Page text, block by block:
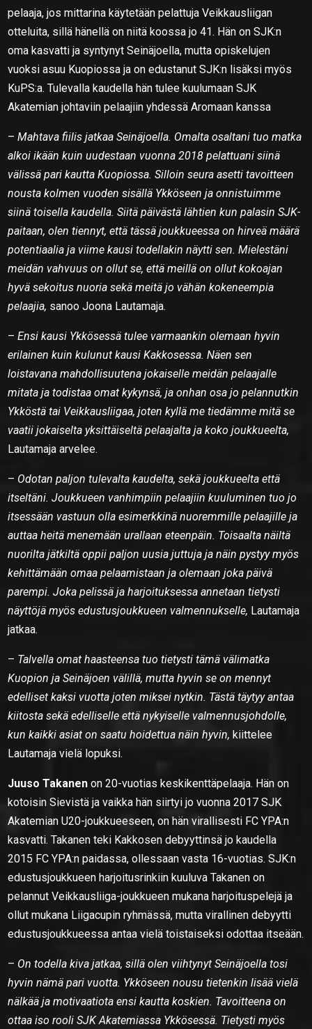
pelaaja, jos mittarina käytetään pelattuja Veikkausliigan
otteluita, sillä hänellä on niitä koossa jo 41. Hän on SJK:n
oma kasvatti ja syntynyt Seinäjoella, mutta opiskelujen
vuoksi asuu Kuopiossa ja on edustanut SJK:n lisäksi myös
KuPS:a. Tulevalla kaudella hän tulee kuulumaan SJK
Akatemian johtaviin pelaajiin yhdessä Aromaan kanssa
–Mahtava fiilis jatkaa Seinäjoella. Omalta osaltani tuo matka
alkoi ikään kuin uudestaan vuonna 2018 pelattuani siinä
välissä pari kautta Kuopiossa. Silloin seura asetti tavoitteen
nousta kolmen vuoden sisällä Ykköseen ja onnistuimme
siinä toisella kaudella. Siitä päivästä lähtien kun palasin SJK-
paitaan, olen tiennyt, että tässä joukkueessa on hirveä määrä
potentiaalia ja viime kausi todellakin näytti sen. Mielestäni
meidän vahvuus on ollut se, että meillä on ollut kokoajan
hyvä sekoitus nuoria sekä meitä jo vähän kokeneempia
pelaajia, sanoo Joona Lautamaja.
–Ensi kausi Ykkösessä tulee varmaankin olemaan hyvin
erilainen kuin kulunut kausi Kakkosessa. Näen sen
loistavana mahdollisuutena jokaiselle meidän pelaajalle
mitata ja todistaa omat kykynsä, ja onhan osa jo pelannutkin
Ykköstä tai Veikkausliigaa, joten kyllä me tiedämme mitä se
vaatii jokaiselta yksittäiseltä pelaajalta ja koko joukkueelta,
Lautamaja arvelee.
– Odotan paljon tulevalta kaudelta, sekä joukkueelta että
itseltäni. Joukkueen vanhimpiin pelaajiin kuuluminen tuo jo
itsessään vastuun olla esimerkkinä nuoremmille pelaajille ja
auttaa heitä menemään urallaan eteenpäin. Toisaalta näiltä
nuorilta jätkiltä oppii paljon uusia juttuja ja näin pystyy myös
kehittämään omaa pelaamistaan ja olemaan joka päivä
parempi. Joka pelissä ja harjoituksessa annetaan tietysti
näyttöjä myös edustusjoukkueen valmennukselle, Lautamaja
jatkaa.
– Talvella omat haasteensa tuo tietysti tämä välimatka
Kuopion ja Seinäjoen välillä, mutta hyvin se on mennyt
edelliset kaksi vuotta joten miksei nytkin. Tästä täytyy antaa
kiitosta sekä edelliselle että nykyiselle valmennusjohdolle,
kun kaikki asiat on saatu hoidettua näin hyvin, kiittelee
Lautamaja vielä lopuksi.
Juuso Takanen on 20-vuotias keskikenttäpelaaja. Hän on
kotoisin Sievistä ja vaikka hän siirtyi jo vuonna 2017 SJK
Akatemian U20-joukkueeseen, on hän virallisesti FC YPA:n
kasvatti. Takanen teki Kakkosen debyyttinsä jo kaudella
2015 FC YPA:n paidassa, ollessaan vasta 16-vuotias. SJK:n
edustusjoukkueen harjoitusrinkiin kuuluva Takanen on
pelannut Veikkausliiga-joukkueen mukana harjoituspelejä ja
ollut mukana Liigacupin ryhmässä, mutta virallinen debyytti
edustusjoukkueessa antaa vielä toistaiseksi odottaa itseään.
– On todella kiva jatkaa, sillä olen viihtynyt Seinäjoella tosi
hyvin nämä pari vuotta. Ykköseen nousu tietenkin lisää vielä
nälkää ja motivaatiota ensi kautta koskien. Tavoitteena on
ottaa iso rooli SJK Akatemiassa Ykkösessä. Tietysti myös